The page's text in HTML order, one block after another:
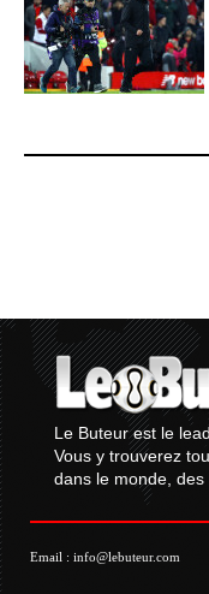
Le Buteur est le
Vous y trouverez
dans le monde,
Email : info@lebuteur.com